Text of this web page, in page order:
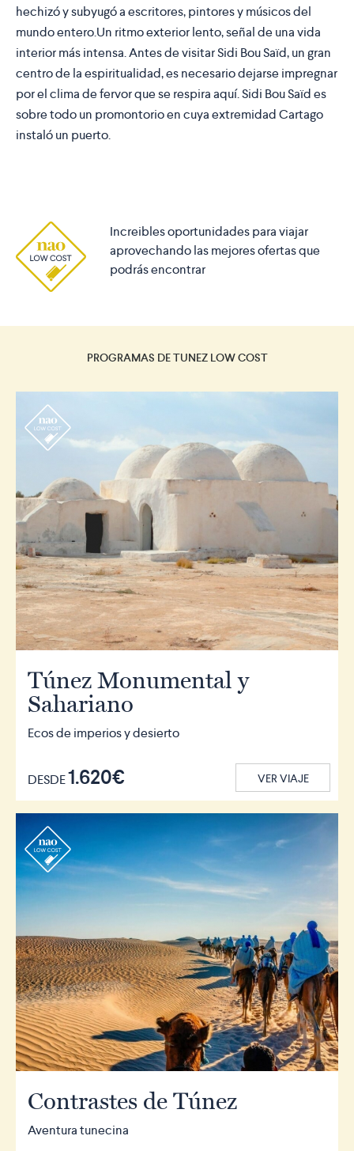
hechizó y subyugó a escritores, pintores y músicos del
mundo entero.Un ritmo exterior lento, señal de una vida
interior más intensa. Antes de visitar Sidi Bou Saïd, un gran
centro de la espiritualidad, es necesario dejarse impregnar
por el clima de fervor que se respira aquí. Sidi Bou Saïd es
sobre todo un promontorio en cuya extremidad Cartago
instaló un puerto.
Increibles oportunidades para viajar
aprovechando las mejores ofertas que
podrás encontrar
PROGRAMAS DE TUNEZ LOW COST
r
Túnez Monumental y
Sahariano
Ecos de imperios y desierto
DESDE1.620€ VER VIAJE
r
Contrastes de Túnez
Aventura tunecina